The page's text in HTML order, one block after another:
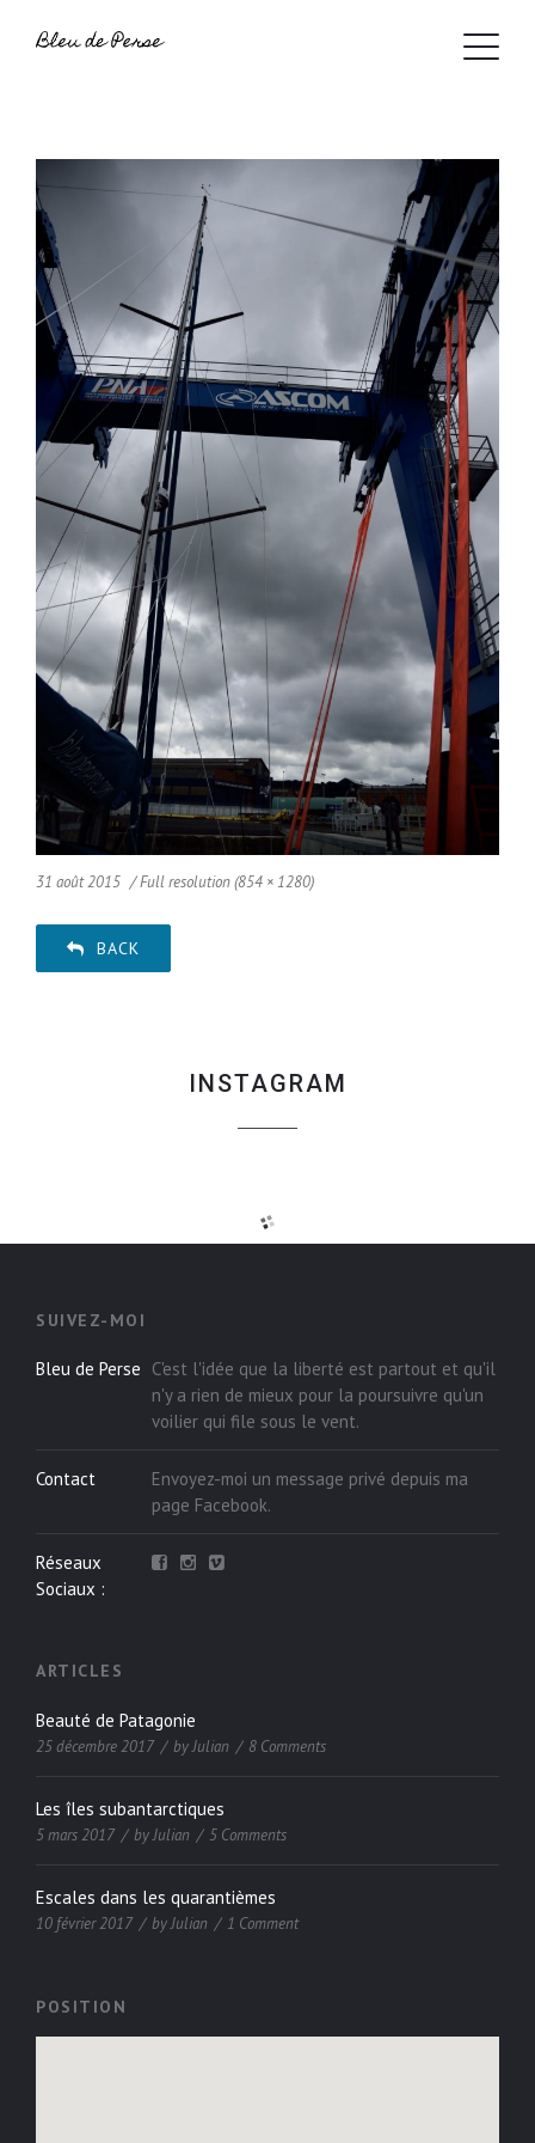
31 août 2015 Full resolution (854 × 1280)
BACK
INSTAGRAM
SUIVEZ-MOI
Bleu de Perse C'est l'idée que la liberté est partout et qu'il
n'y a rien de mieux pour la poursuivre qu'un
voilier qui file sous le vent.
Contact
Envoyez-moi un message privé depuis ma
page Facebook.
Réseaux
Sociaux :
ARTICLES
Beauté de Patagonie
25 décembre 2017 byJulian 8 Comments
Les îles subantarctiques
5 mars 2017 byJulian 5 Comments
Escales dans les quarantièmes
10 février 2017 byJulian 1 Comment
POSITION